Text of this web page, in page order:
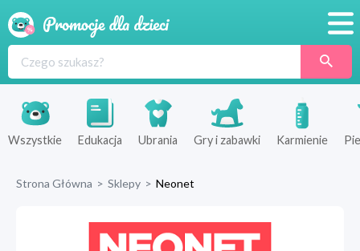
Produkty
Sklepy
Wszystkie Edukacja Ubrania Gry i zabawki Karmienie
Strona Główna > Sklepy > Neonet